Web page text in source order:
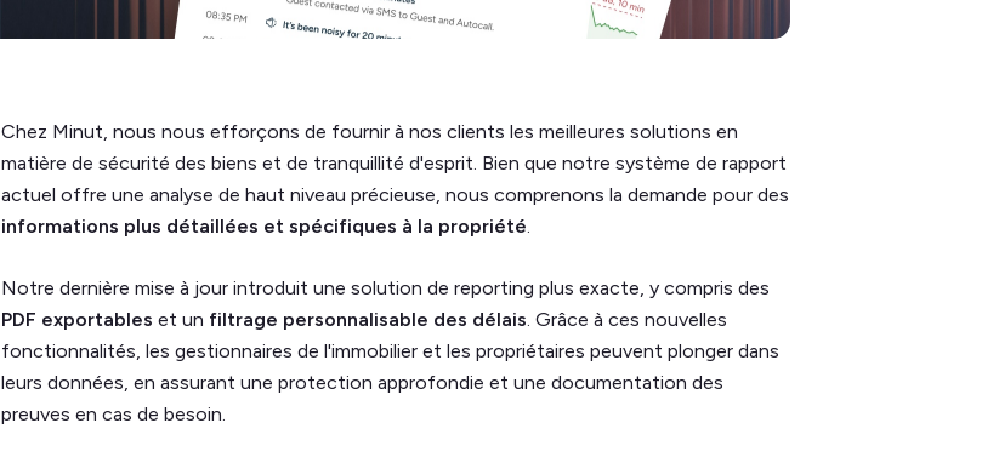
Chez Minut, nous nous efforçons de fournir à nos clients les meilleures solutions en
matière de sécurité des biens et de tranquillité d'esprit. Bien que notre système de rapport
actuel offre une analyse de haut niveau précieuse, nous comprenons la demande pour des
informations plus détaillées et spécifiques à la propriété.
Notre dernière mise à jour introduit une solution de reporting plus exacte, y compris des
PDF exportables et un filtrage personnalisable des délais. Grâce à ces nouvelles
fonctionnalités, les gestionnaires de l'immobilier et les propriétaires peuvent plonger dans
leurs données, en assurant une protection approfondie et une documentation des
preuves en cas de besoin.